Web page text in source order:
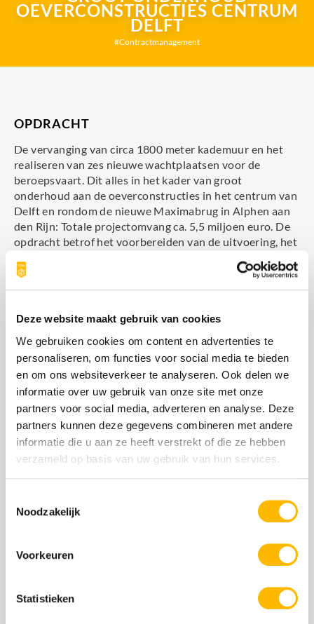
Deze website maakt gebruik van cookies
We gebruiken cookies om content en advertenties te
personaliseren, om functies voor social media te bieden
en om ons websiteverkeer te analyseren. Ook delen we
informatie over uw gebruik van onze site met onze
partners voor social media, adverteren en analyse. Deze
partners kunnen deze gegevens combineren met andere
informatie die u aan ze heeft verstrekt of die ze hebben
verzameld op basis van uw gebruik van hun services.
Noodzakelijk
Voorkeuren
Statistieken
OEVERCONSTRUCTIES CENTRUM
DELFT
Contractmanagement
OPDRACHT
De vervanging van circa 1800 meter kademuur en het
realiseren van zes nieuwe wachtplaatsen voor de
beroepsvaart. Dit alles in het kader van groot
onderhoud aan de oeverconstructies in het centrum van
Delft en rondom de nieuwe Maximabrug in Alphen aan
den Rijn: Totale projectomvang ca. 5,5 miljoen euro. De
opdracht betrof het voorbereiden van de uitvoering, het
van een aanbestedingsdossier, het contracteren van een
aannemer, het begeleiden van de uitvoering door middel
oplevering van het werk aan de beheersorganisatie.
UITVOERING
Patrice heeft in de voorbereidingsfase het projectplan
geschreven en de uitvraag voor de contractering van een
ingenieursbureau opgesteld. Hij heeft de
en was verantwoordelijk voor de overall coördinatie
tijdens de voorbereidingsfase van het projectteam en
contractstukken was hij verantwoordelijk voor het
contracteren van een aannemer door het opstarten,
aanbestedingsprocedure. Tijdens de uitvoering heeft
Patrice als technisch/contractmanager gefunctioneerd